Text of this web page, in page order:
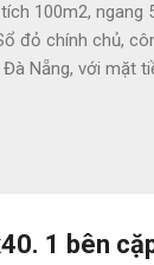
100m2, ngang
đỏ chính chủ,
Nẵng, với mặt
tái định cư
1 bên